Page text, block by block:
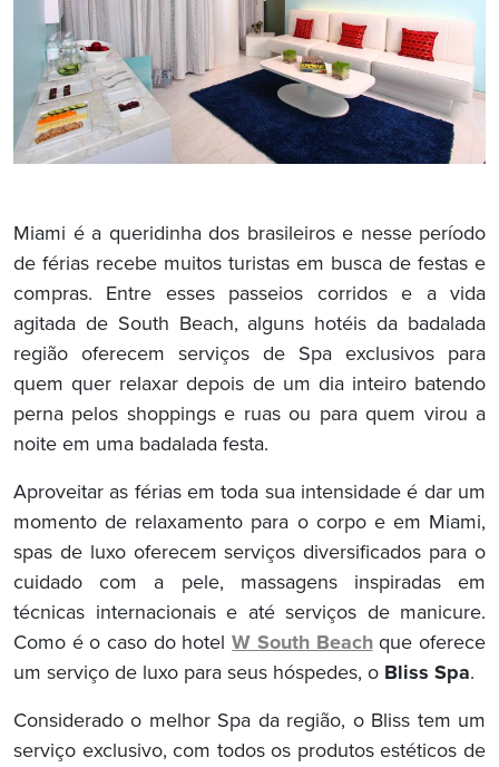
Miami é a queridinha dos brasileiros e nesse período
de férias recebe muitos turistas em busca de festas e
compras. Entre esses passeios corridos e a vida
agitada de South Beach, alguns hotéis da badalada
região oferecem serviços de Spa exclusivos para
quem quer relaxar depois de um dia inteiro batendo
perna pelos shoppings e ruas ou para quem virou a
noite em uma badalada festa.
Aproveitar as férias em toda sua intensidade é dar um
momento de relaxamento para o corpo e em Miami,
spas de luxo oferecem serviços diversificados para o
cuidado com a pele, massagens inspiradas em
técnicas internacionais e até serviços de manicure.
Como é o caso do hotelW South Beach que oferece
um serviço de luxo para seus hóspedes, o Bliss Spa.
Considerado o melhor Spa da região, o Bliss tem um
serviço exclusivo, com todos os produtos estéticos de